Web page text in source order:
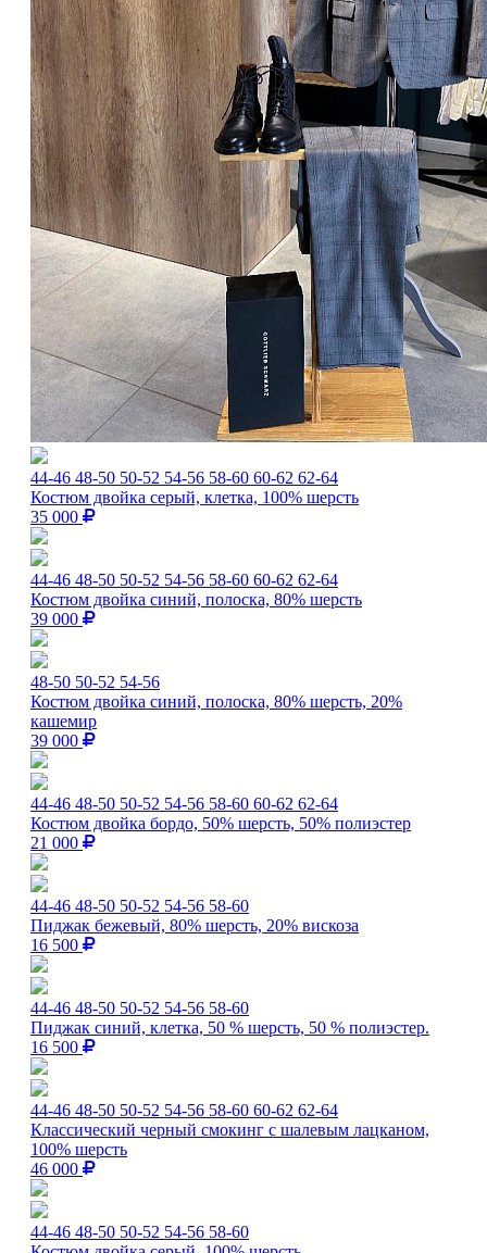
44-46 48-50 50-52 54-56 58-60 60-62 62-64
Костюм двойка серый, клетка, 100% шерсть
35 000
44-46 48-50 50-52 54-56 58-60 60-62 62-64
Костюм двойка синий, полоска, 80% шерсть
39 000
48-50 50-52 54-56
Костюм двойка синий, полоска, 80% шерсть, 20%
кашемир
39 000
44-46 48-50 50-52 54-56 58-60 60-62 62-64
Костюм двойка бордо, 50% шерсть, 50% полиэстер
21 000
44-46 48-50 50-52 54-56 58-60
Пиджак бежевый, 80% шерсть, 20% вискоза
16 500
44-46 48-50 50-52 54-56 58-60
Пиджак синий, клетка, 50 % шерсть, 50 % полиэстер.
16 500
44-46 48-50 50-52 54-56 58-60 60-62 62-64
Классический черный смокинг с шалевым лацканом,
100% шерсть
46 000
44-46 48-50 50-52 54-56 58-60